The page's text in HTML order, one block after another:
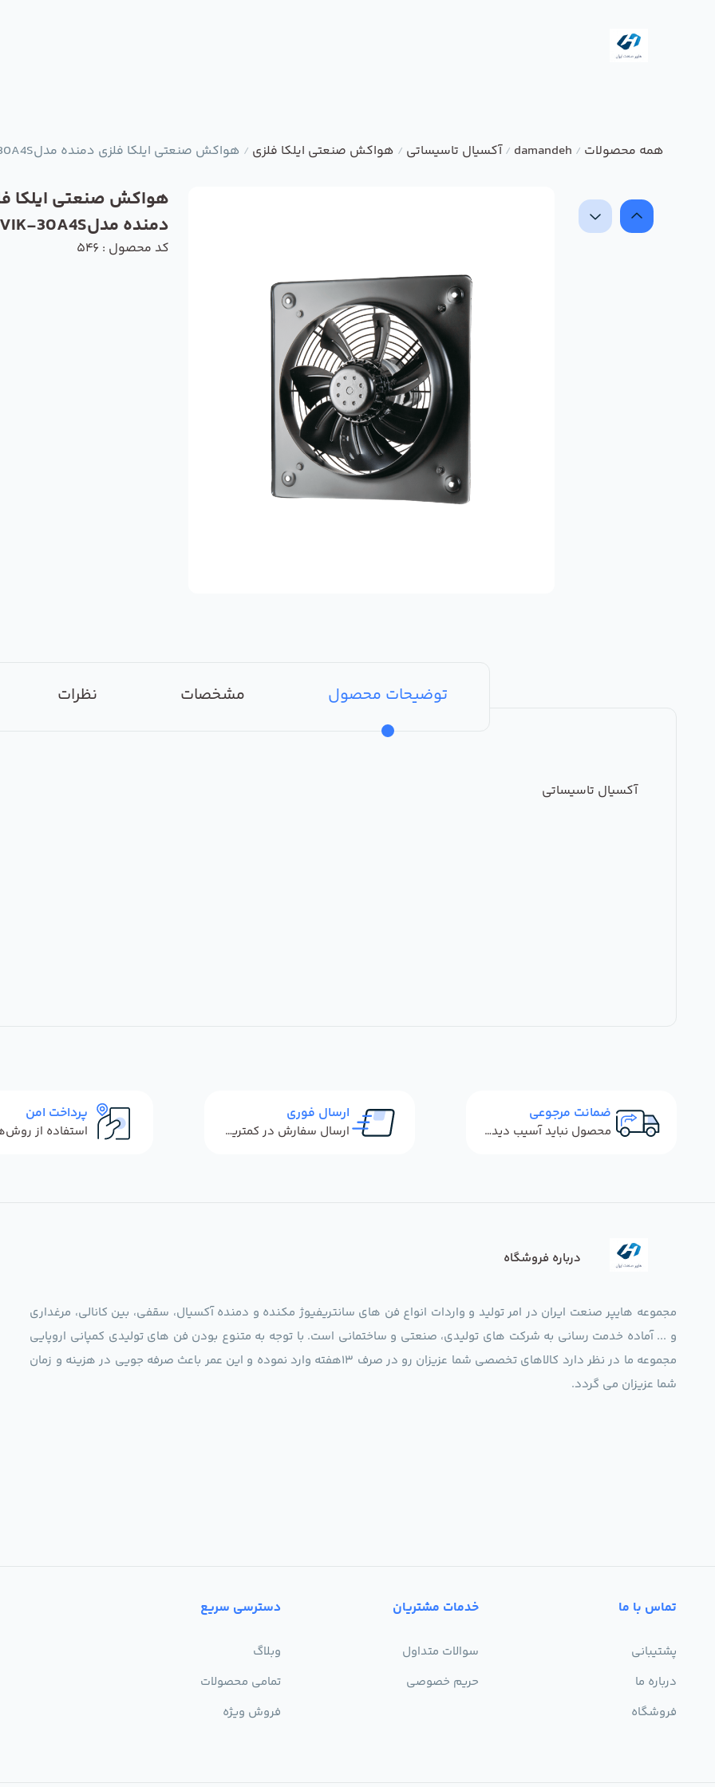
همه محصولات /
damandeh
/ آکسیال تاسیساتی / هواکش صنعتی ایلکا فلزی / هواکش صنعتی ایلکا فلزی دمنده مدلVIK-30A4S
هواکش صنعتی ایلکا
دمنده مدلVIK-30A4S
کد محصول : 546
توضیحات محصول مشخصات نظرات
آکسیال تاسیساتی
ضمانت مرجوعی
محصول نباید آسیب دیده باشد
ارسال فوری
ارسال سفارش در کمترین زمان ممکن
پرداخت امن
درباره فروشگاه
مجموعه هایپر صنعت ایران در امر تولید و واردات انواع فن های سانتریفیوژ مکنده و دمنده آکسیال، سقفی، بین کانالی، مرغداری
و ... آماده خدمت رسانی به شرکت های تولیدی، صنعتی و ساختمانی است. با توجه به متنوع بودن فن های تولیدی کمپانی اروپایی
مجموعه ما در نظر دارد کالاهای تخصصی شما عزیزان رو در صرف 13هفته وارد نموده و این عمر باعث صرفه جویی در هزینه و زمان
شما عزیزان می گردد.
تماس با ما
پشتیبانی
درباره ما
فروشگاه
خدمات مشتریان
سوالات متداول
حریم خصوصی
دسترسی سریع
وبلاگ
تمامی محصولات
فروش ویژه